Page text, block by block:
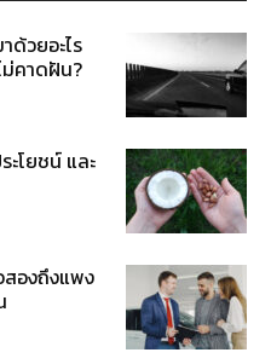
วยอะไร
คาดฝัน?
ะโยชน์ และ
สองถึงแพง